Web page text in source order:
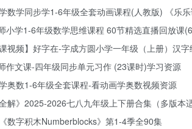
数学同步学1-6年级全套动画课程(人教版) 《乐
小学1-6年级数学思维课程 60节精选直播回放课
视频】好字在-字成方圆小学一年级（上册）汉
作文课-四年级同步单元习作 (23课时)学习资源
奥数1-6年级全套课程-看动画学奥数视频资源
解》2025-2026七八九年级上下册合集（多版本适
数字积木Numberblocks》第1-4季全90集